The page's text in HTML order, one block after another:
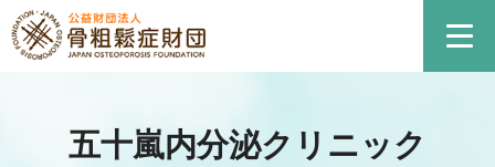
五十嵐内分泌クリニック